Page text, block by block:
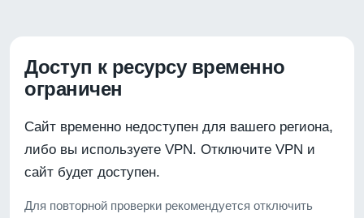
Доступ к ресурсу временно
ограничен
Сайт временно недоступен для вашего региона,
либо вы используете VPN. Отключите VPN и
сайт будет доступен.
Для повторной проверки рекомендуется отключить